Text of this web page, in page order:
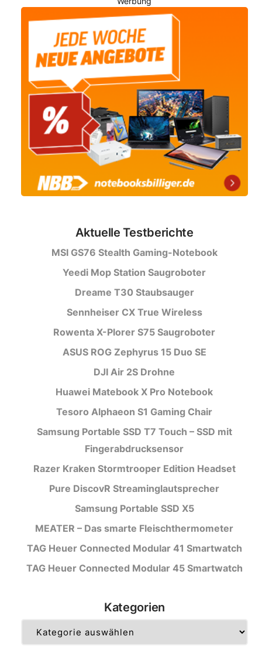
Aktuelle Testberichte
MSI GS76 Stealth Gaming-Notebook
Yeedi Mop Station Saugroboter
Dreame T30 Staubsauger
Sennheiser CX True Wireless
Rowenta X-Plorer S75 Saugroboter
ASUS ROG Zephyrus 15 Duo SE
DJI Air 2S Drohne
Huawei Matebook X Pro Notebook
Tesoro Alphaeon S1 Gaming Chair
Samsung Portable SSD T7 Touch – SSD mit
Fingerabdrucksensor
Razer Kraken Stormtrooper Edition Headset
Pure DiscovR Streaminglautsprecher
Samsung Portable SSD X5
MEATER – Das smarte Fleischthermometer
TAG Heuer Connected Modular 41 Smartwatch
TAG Heuer Connected Modular 45 Smartwatch
Kategorien